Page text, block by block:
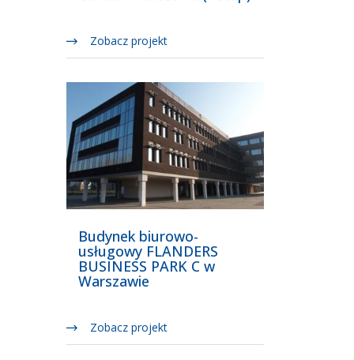
Zobacz projekt
Budynek biurowo-
usługowy FLANDERS
BUSINESS PARK C w
Warszawie
Zobacz projekt